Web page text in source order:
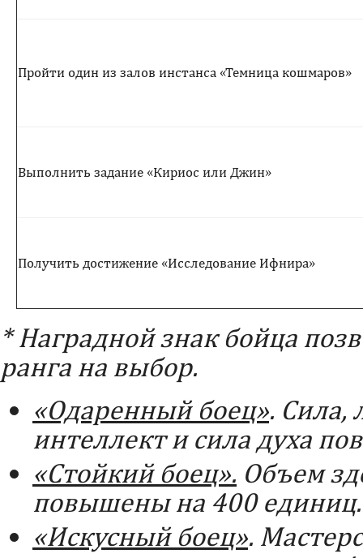
Пройти один из залов инстанса «Темница кошмаров»
Выполнить задание «Кириос или Джин»
Получить достижение «Исследование Ифнира»
* Наградной знак бойца
ранга на выбор.
«Одаренный боец». Сила,
интеллект и сила духа
«Стойкий боец». Объем
повышены на 400 единиц.
«Искусный боец».